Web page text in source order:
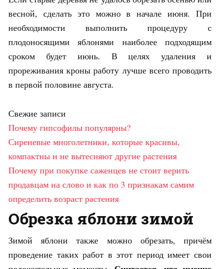
весной, сделать это можно в начале июня. При
необходимости выполнить процедуру с
плодоносящими яблонями наиболее подходящим
сроком будет июнь. В целях удаления и
прореживания кроны работу лучше всего проводить
в первой половине августа.
Свежие записи
Почему гипсофилы популярны?
Сиреневые многолетники, которые красивы,
компактны и не вытесняют другие растения
Почему при покупке саженцев не стоит верить
продавцам на слово и как по 3 признакам самим
определить возраст растения
Обрезка яблони зимой
Зимой яблони также можно обрезать, причём
проведение таких работ в этот период имеет свои